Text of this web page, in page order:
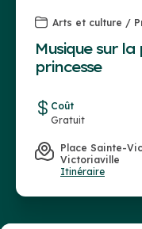
Arts et culture /
Musique sur
princesse
Coût
Gratuit
Place Sainte-
Victoriaville
Itinéraire